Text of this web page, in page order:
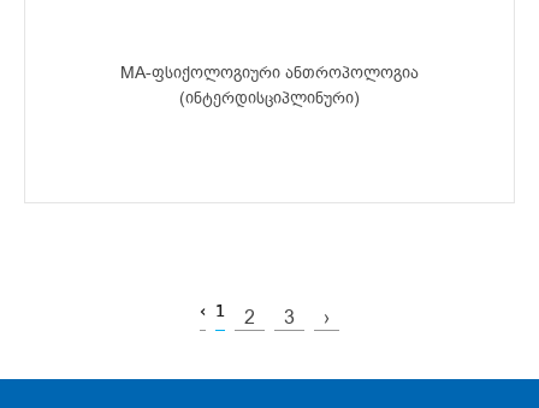
MA-ფსიქოლოგიური ანთროპოლოგია
(ინტერდისციპლინური)
‹ 1 2 3 ›